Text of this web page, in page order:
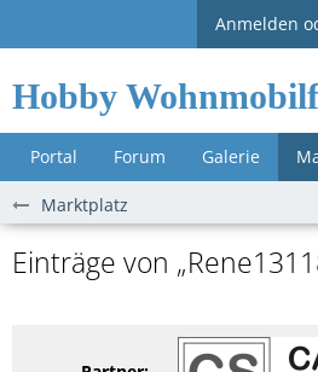
Anmelden
Hobby
Portal Forum Galerie
Marktplatz
Einträge von